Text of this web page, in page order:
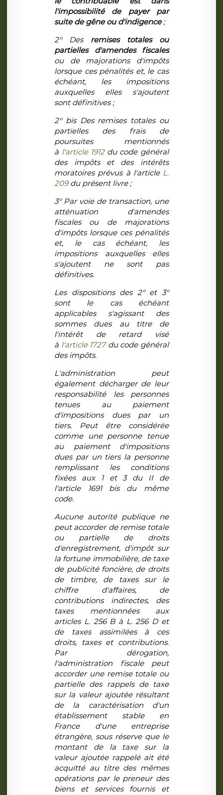
l'impossibilité de payer par
suite de gêne ou d'indigence;
2° Desremises totales ou
partielles d'amendes fiscales
ou de majorations d'impôts
lorsque ces pénalités et, le cas
échéant, les impositions
auxquelles elles s'ajoutent
sont définitives ;
2° bis Des remises totales ou
partielles des frais de
poursuites mentionnés
à l'article 1912 du code général
des impôts et des intérêts
moratoires prévus à l'article L.
209 du présent livre ;
3° Par voie de transaction, une
atténuation d'amendes
fiscales ou de majorations
d'impôts lorsque ces pénalités
et, le cas échéant, les
impositions auxquelles elles
s'ajoutent ne sont pas
définitives.
Les dispositions des 2° et 3°
sont le cas échéant
applicables s'agissant des
sommes dues au titre de
l'intérêt de retard visé
à l'article 1727du code général
des impôts.
L'administration peut
également décharger de leur
responsabilité les personnes
tenues au paiement
d'impositions dues par un
tiers. Peut être considérée
comme une personne tenue
au paiement d'impositions
dues par un tiers la personne
remplissant les conditions
fixées aux 1 et 3 du II de
l'article 1691 bis du même
code.
Aucune autorité publique ne
peut accorder de remise totale
ou partielle de droits
d'enregistrement, d'impôt sur
la fortune immobilière, de taxe
de publicité foncière, de droits
de timbre, de taxes sur le
chiffre d'affaires, de
contributions indirectes, des
taxes mentionnées aux
articles L. 256 B à L. 256 D et
de taxes assimilées à ces
droits, taxes et contributions.
Par dérogation,
l'administration fiscale peut
accorder une remise totale ou
partielle des rappels de taxe
sur la valeur ajoutée résultant
de la caractérisation d'un
établissement stable en
France d'une entreprise
étrangère, sous réserve que le
montant de la taxe sur la
valeur ajoutée rappelé ait été
acquitté au titre des mêmes
opérations par le preneur des
biens et services fournis et